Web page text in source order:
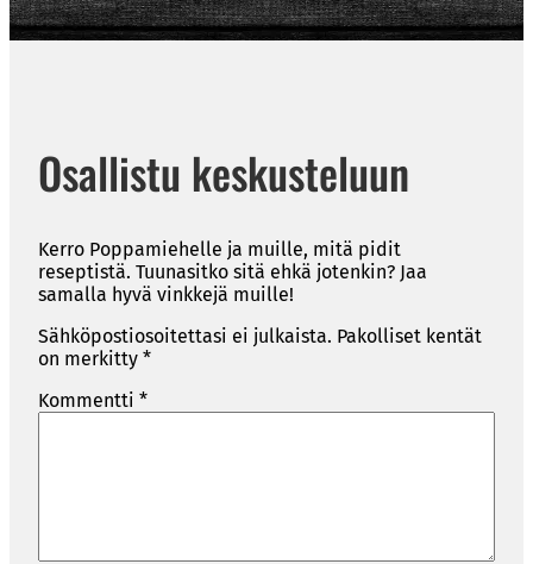
Osallistu keskusteluun
Kerro Poppamiehelle ja muille, mitä pidit
reseptistä. Tuunasitko sitä ehkä jotenkin? Jaa
samalla hyvä vinkkejä muille!
Sähköpostiosoitettasi ei julkaista. Pakolliset kentät
on merkitty *
Kommentti *